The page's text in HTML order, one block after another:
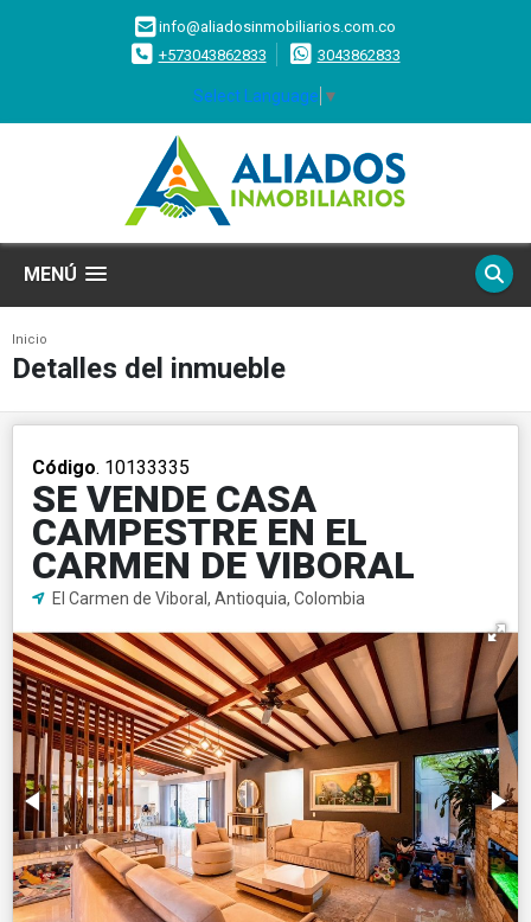
info@aliadosinmobiliarios.com.co
+573043862833
3043862833
Select Language ▼
MENÚ
Inicio
Detalles del inmueble
Código. 10133335
SE VENDE CASA
CAMPESTRE EN EL
CARMEN DE VIBORAL
El Carmen de Viboral, Antioquia, Colombia